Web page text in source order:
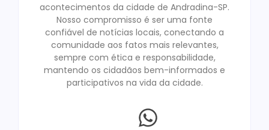
acontecimentos da cidade de Andradina-SP.
Nosso compromisso é ser uma fonte
confiável de notícias locais, conectando a
comunidade aos fatos mais relevantes,
sempre com ética e responsabilidade,
mantendo os cidadãos bem-informados e
participativos na vida da cidade.